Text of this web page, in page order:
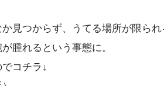
見つからず、うてる場所が限ら
腫れるという事態に。
コチラ↓